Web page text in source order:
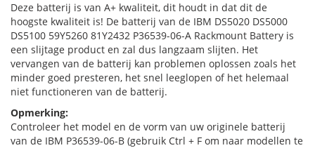
Deze batterij is van A+ kwaliteit, dit houdt in dat dit de
hoogste kwaliteit is! De batterij van de IBM DS5020 DS5000
DS5100 59Y5260 81Y2432 P36539-06-A Rackmount Battery is
een slijtage product en zal dus langzaam slijten. Het
vervangen van de batterij kan problemen oplossen zoals het
minder goed presteren, het snel leeglopen of het helemaal
niet functioneren van de batterij.
Opmerking:
Controleer het model en de vorm van uw originele batterij
van de IBM P36539-06-B (gebruik Ctrl + F om naar modellen te